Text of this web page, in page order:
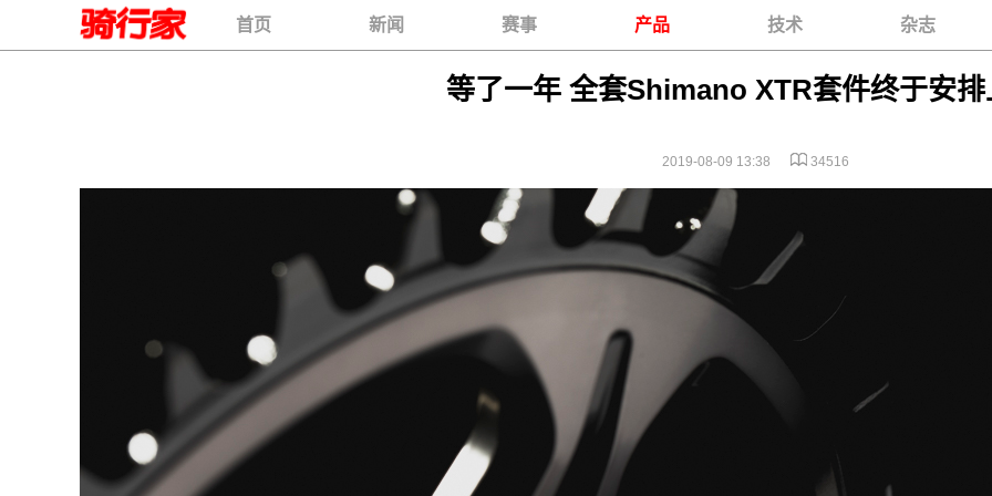
首页 新闻 赛事 产品 技术 杂志
等了一年 全套Shimano XTR套件终于安排
2019-08-09 13:38 34516